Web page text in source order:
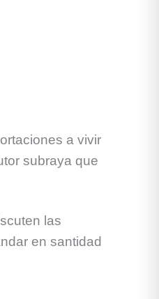
a vivir
subraya que
las
en santidad